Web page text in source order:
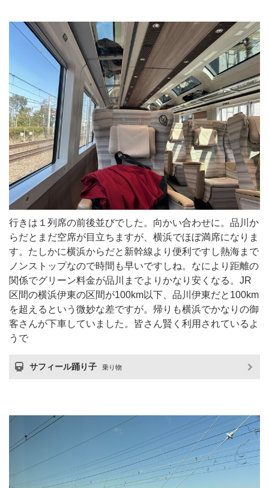
行きは１列席の前後並びでした。向かい合わせに。品川か
らだとまだ空席が目立ちますが、横浜でほぼ満席になりま
す。たしかに横浜からだと新幹線より便利ですし熱海まで
ノンストップなので時間も早いですしね。なにより距離の
関係でグリーン料金が品川までよりかなり安くなる。JR
区間の横浜伊東の区間が100km以下、品川伊東だと100km
を超えるという微妙な差ですが。帰りも横浜でかなりの御
客さんが下車していました。皆さん賢く利用されているよ
うで
サフィール踊り子 乗り物